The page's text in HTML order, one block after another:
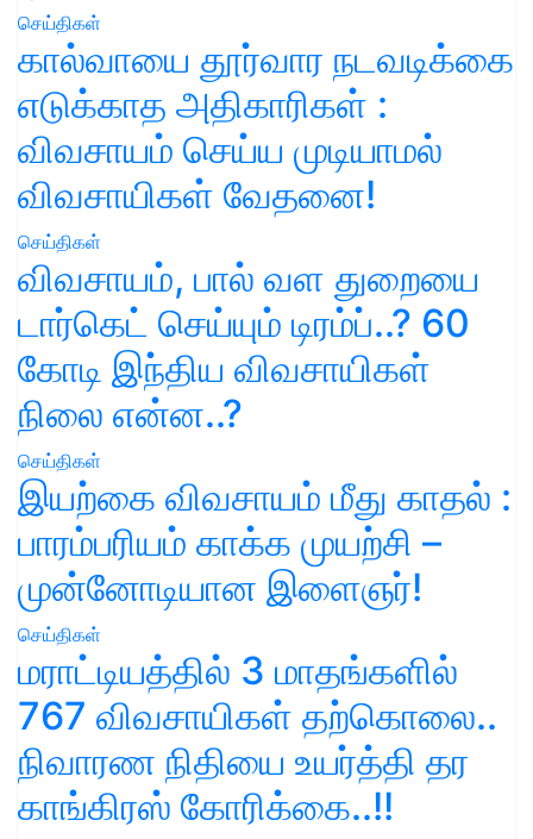
செய்திகள்
கால்வாயை தூர்வார நடவடிக்கை
எடுக்காத அதிகாரிகள் :
விவசாயம் செய்ய முடியாமல்
விவசாயிகள் வேதனை!
செய்திகள்
விவசாயம், பால் வள துறையை
டார்கெட் செய்யும் டிரம்ப்..? 60
கோடி இந்திய விவசாயிகள்
நிலை என்ன..?
செய்திகள்
இயற்கை விவசாயம் மீது காதல் :
பாரம்பரியம் காக்க முயற்சி –
முன்னோடியான இளைஞர்!
செய்திகள்
மராட்டியத்தில் 3 மாதங்களில்
767 விவசாயிகள் தற்கொலை..
நிவாரண நிதியை உயர்த்தி தர
காங்கிரஸ் கோரிக்கை..!!